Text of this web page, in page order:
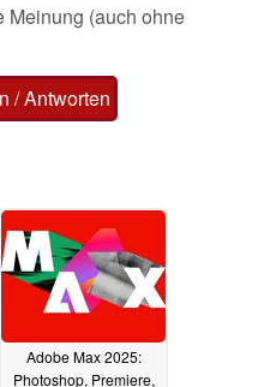
Meinung (auch ohne
/ Antworten
Adobe Max 2025:
Photoshop, Premiere,